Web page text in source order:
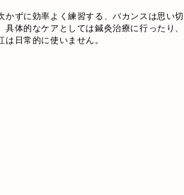
ずに効率よく練習する、バカンスは思い切
体的なケアとしては鍼灸治療に行ったり、
日常的に使いません。